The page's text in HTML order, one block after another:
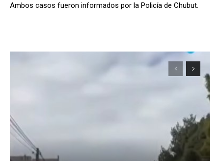
Ambos casos fueron informados por la Policía de Chubut.